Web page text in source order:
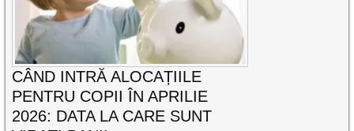
CÂND INTRĂ ALOCAȚIILE
PENTRU COPII ÎN APRILIE
2026: DATA LA CARE SUNT